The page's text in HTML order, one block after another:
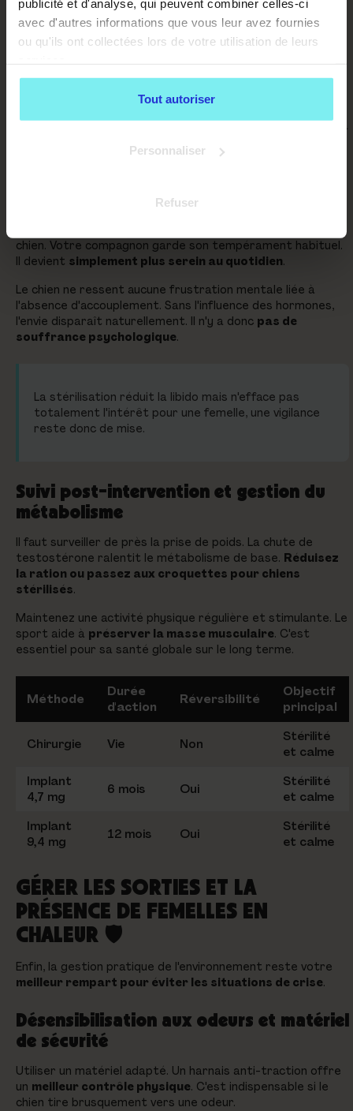
publicité et d'analyse, qui peuvent combiner celles-ci
avec d'autres informations que vous leur avez fournies
ou qu'ils ont collectées lors de votre utilisation de leurs
Tout autoriser
Personnaliser
Refuser
des testicules est totalement définitive. Elle supprime la
chien. Votre compagnon garde son tempérament habituel.
Il devient simplement plus serein au quotidien.
Le chien ne ressent aucune frustration mentale liée à
l'absence d'accouplement. Sans l'influence des hormones,
l'envie disparaît naturellement. Il n'y a donc pas de
souffrance psychologique.
La stérilisation réduit la libido mais n'efface pas
totalement l'intérêt pour une femelle, une vigilance
reste donc de mise.
Suivi post-intervention et gestion du
métabolisme
Il faut surveiller de près la prise de poids. La chute de
testostérone ralentit le métabolisme de base. Réduisez
la ration ou passez aux croquettes pour chiens
stérilisés.
Maintenez une activité physique régulière et stimulante. Le
sport aide à préserver la masse musculaire. C'est
essentiel pour sa santé globale sur le long terme.
Méthode
Durée
d'action
Réversibilité
Objectif
principal
Chirurgie Vie Non
Stérilité
et calme
Implant
4,7 mg
6 mois Oui
Stérilité
et calme
Implant
9,4 mg
12 mois Oui
Stérilité
et calme
GÉRER LES SORTIES ET LA
PRÉSENCE DE FEMELLES EN
CHALEUR 🛡️
Enfin, la gestion pratique de l'environnement reste votre
meilleur rempart pour éviter les situations de crise.
Désensibilisation aux odeurs et matériel
de sécurité
Utiliser un matériel adapté. Un harnais anti-traction offre
un meilleur contrôle physique. C'est indispensable si le
chien tire brusquement vers une odeur.